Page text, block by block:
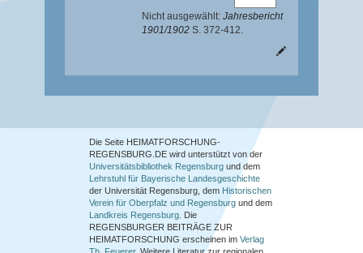
Nicht ausgewählt: Jahresbericht
1901/1902 S. 372-412.
Die Seite HEIMATFORSCHUNG-
REGENSBURG.DE wird unterstützt von der
Universitätsbibliothek Regensburg und dem
Lehrstuhl für Bayerische Landesgeschichte
der Universität Regensburg, dem Historischen
Verein für Oberpfalz und Regensburg und dem
Landkreis Regensburg . Die
REGENSBURGER BEITRÄGE ZUR
HEIMATFORSCHUNG erscheinen im Verlag